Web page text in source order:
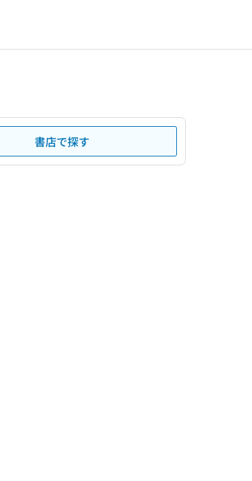
書店で探す